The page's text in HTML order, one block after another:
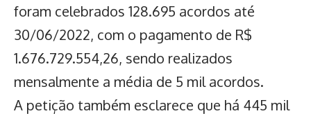
foram celebrados 128.695 acordos até
30/06/2022, com o pagamento de R$
1.676.729.554,26, sendo realizados
mensalmente a média de 5 mil acordos.
A petição também esclarece que há 445 mil